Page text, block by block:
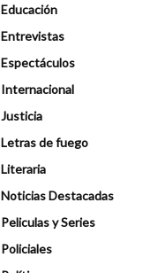
Educación
Entrevistas
Espectáculos
Internacional
Justicia
Letras de fuego
Literaria
Noticias Destacadas
Peliculas y Series
Policiales